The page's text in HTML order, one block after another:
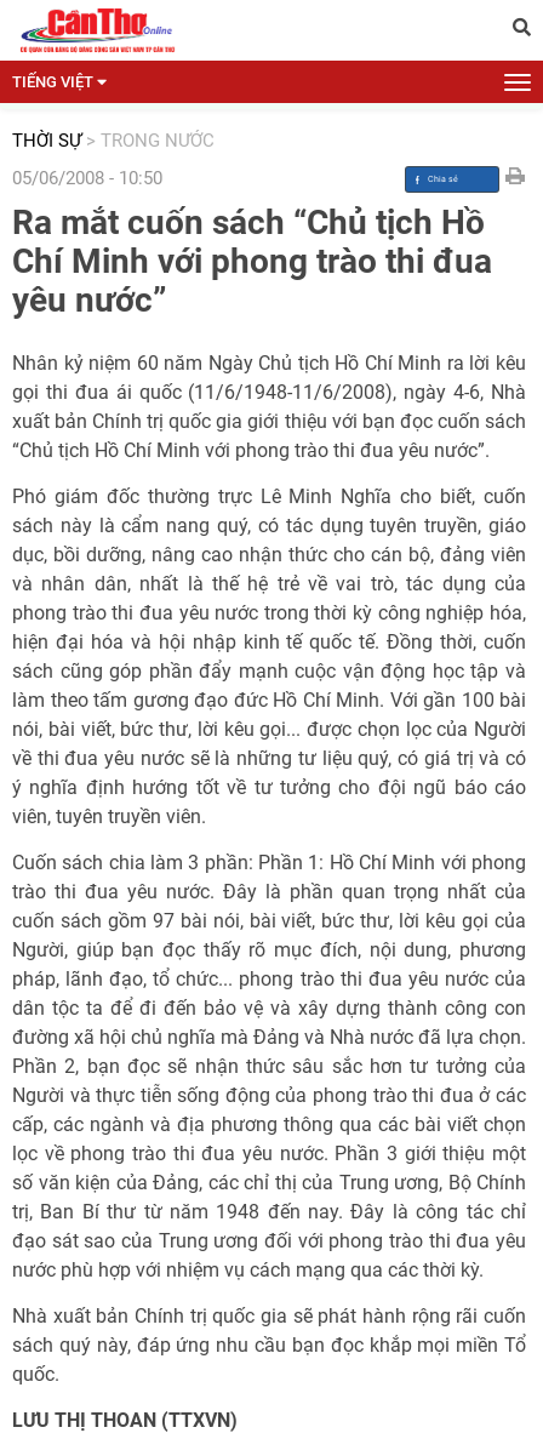
TIẾNG VIỆT
THỜI SỰ > TRONG NƯỚC
05/06/2008 - 10:50
Ra mắt cuốn sách “Chủ tịch Hồ
Chí Minh với phong trào thi đua
yêu nước”
Nhân kỷ niệm 60 năm Ngày Chủ tịch Hồ Chí Minh ra lời kêu
gọi thi đua ái quốc (11/6/1948-11/6/2008), ngày 4-6, Nhà
xuất bản Chính trị quốc gia giới thiệu với bạn đọc cuốn sách
“Chủ tịch Hồ Chí Minh với phong trào thi đua yêu nước”.
Phó giám đốc thường trực Lê Minh Nghĩa cho biết, cuốn
sách này là cẩm nang quý, có tác dụng tuyên truyền, giáo
dục, bồi dưỡng, nâng cao nhận thức cho cán bộ, đảng viên
và nhân dân, nhất là thế hệ trẻ về vai trò, tác dụng của
phong trào thi đua yêu nước trong thời kỳ công nghiệp hóa,
hiện đại hóa và hội nhập kinh tế quốc tế. Đồng thời, cuốn
sách cũng góp phần đẩy mạnh cuộc vận động học tập và
làm theo tấm gương đạo đức Hồ Chí Minh. Với gần 100 bài
nói, bài viết, bức thư, lời kêu gọi... được chọn lọc của Người
về thi đua yêu nước sẽ là những tư liệu quý, có giá trị và có
ý nghĩa định hướng tốt về tư tưởng cho đội ngũ báo cáo
viên, tuyên truyền viên.
Cuốn sách chia làm 3 phần: Phần 1: Hồ Chí Minh với phong
trào thi đua yêu nước. Đây là phần quan trọng nhất của
cuốn sách gồm 97 bài nói, bài viết, bức thư, lời kêu gọi của
Người, giúp bạn đọc thấy rõ mục đích, nội dung, phương
pháp, lãnh đạo, tổ chức... phong trào thi đua yêu nước của
dân tộc ta để đi đến bảo vệ và xây dựng thành công con
đường xã hội chủ nghĩa mà Đảng và Nhà nước đã lựa chọn.
Phần 2, bạn đọc sẽ nhận thức sâu sắc hơn tư tưởng của
Người và thực tiễn sống động của phong trào thi đua ở các
cấp, các ngành và địa phương thông qua các bài viết chọn
lọc về phong trào thi đua yêu nước. Phần 3 giới thiệu một
số văn kiện của Đảng, các chỉ thị của Trung ương, Bộ Chính
trị, Ban Bí thư từ năm 1948 đến nay. Đây là công tác chỉ
đạo sát sao của Trung ương đối với phong trào thi đua yêu
nước phù hợp với nhiệm vụ cách mạng qua các thời kỳ.
Nhà xuất bản Chính trị quốc gia sẽ phát hành rộng rãi cuốn
sách quý này, đáp ứng nhu cầu bạn đọc khắp mọi miền Tổ
quốc.
LƯU THỊ THOAN (TTXVN)